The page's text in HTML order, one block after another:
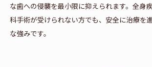
な歯への侵襲を最小限に抑えられます。全身
科手術が受けられない方でも、安全に治療を
な強みです。